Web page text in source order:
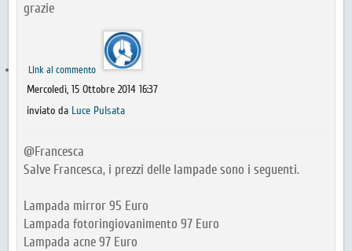
grazie
Link al commento
Mercoledì, 15 Ottobre 2014 16:37
inviato da Luce Pulsata
@Francesca
Salve Francesca, i prezzi delle lampade sono i seguenti.
Lampada mirror 95 Euro
Lampada fotoringiovanimento 97 Euro
Lampada acne 97 Euro